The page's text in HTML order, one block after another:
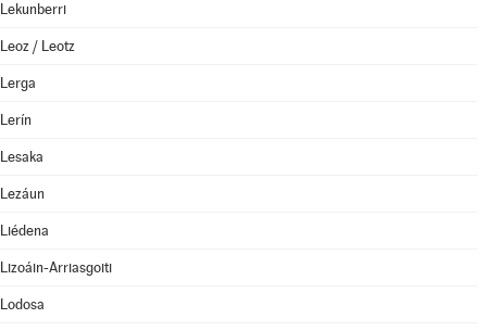
Lekunberri
Leoz / Leotz
Lerga
Lerín
Lesaka
Lezáun
Liédena
Lizoáin-Arriasgoiti
Lodosa